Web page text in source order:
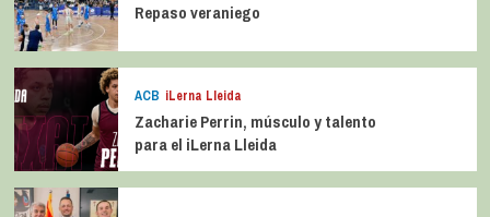
Repaso veraniego
ACB iLerna Lleida
Zacharie Perrin, músculo y talento
para el iLerna Lleida